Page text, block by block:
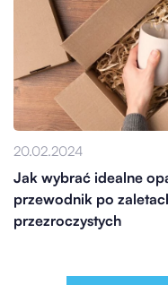
20.02.2024
Jak wybrać idealne
przewodnik po
przezroczystych